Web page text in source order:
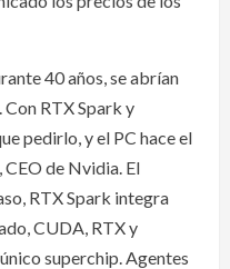
40 años, se abrían
RTX Spark y
pedirlo, y el PC hace el
CEO de Nvidia. El
RTX Spark integra
CUDA, RTX y
superchip. Agentes